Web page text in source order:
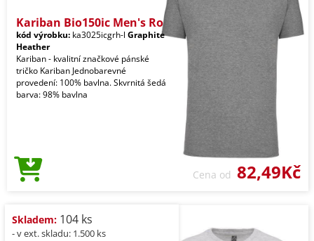
Kariban Bio150ic Men's Ro
kód výrobku: ka3025icgrh-l Graphite
Heather
Kariban - kvalitní značkové pánské
tričko Kariban Jednobarevné
provedení: 100% bavlna. Skvrnitá šedá
barva: 98% bavlna
Cena od 82,49Kč
Skladem: 104 ks
- v ext. skladu: 1.500 ks